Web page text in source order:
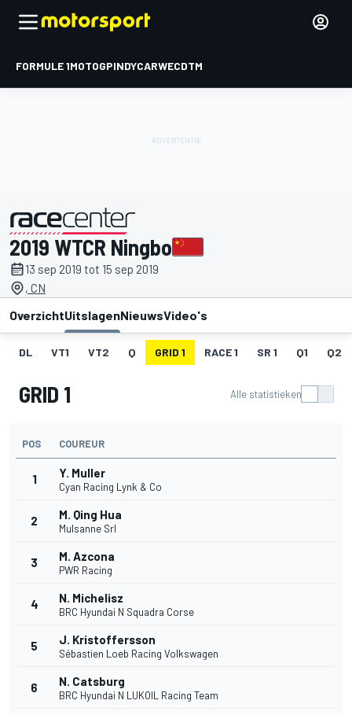
FORMULE 1MOTOGPINDYCARWECDTM
gepresenteerd door
2019 WTCR Ningbo
13 sep 2019 tot 15 sep 2019
, CN
OverzichtUitslagenNieuwsVideo's
DL VT1 VT2 Q GRID 1 RACE 1 SR 1 Q1 Q2
GRID 1 Alle statistieken
POS COUREUR
1 Y. Muller
Cyan Racing Lynk & Co
2 M. Qing Hua
Mulsanne Srl
3 M. Azcona
PWR Racing
4 N. Michelisz
BRC Hyundai N Squadra Corse
5 J. Kristoffersson
Sébastien Loeb Racing Volkswagen
6 N. Catsburg
BRC Hyundai N LUKOIL Racing Team